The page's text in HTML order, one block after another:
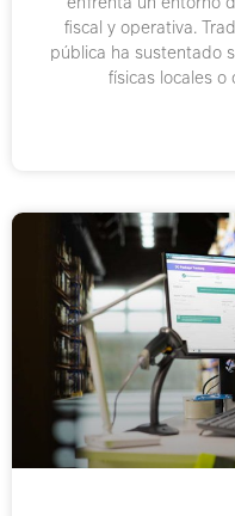
fiscal y operativa.
pública ha sustentado
físicas locales